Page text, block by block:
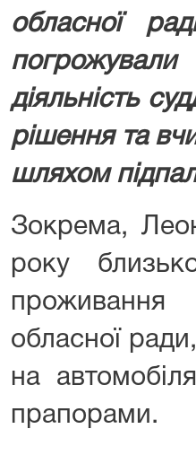
обласної
діяльність
рішення та
шляхом
Зокрема,
року
проживання
обласної
на
прапорами.